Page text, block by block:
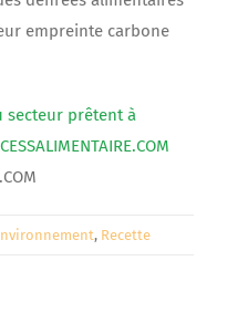
empreinte carbone
secteur prêtent à
, Recette